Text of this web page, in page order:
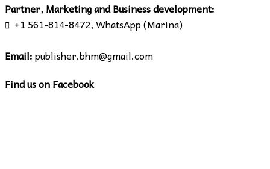
Partner, Marketing and Business development:
 +1 561-814-8472, WhatsApp (Marina)
Email:publisher.bhm@gmail.com
Find us on Facebook